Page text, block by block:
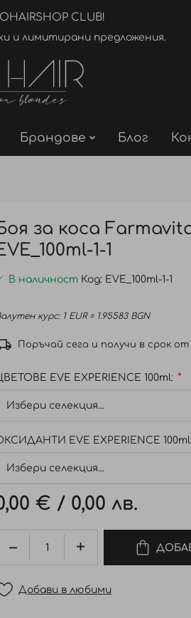
CLUB!
и лимитирани предложения.
Брандове Блог
за коса
1-1
В наличност Код EVE_100ml-1-1
курс: 1 EUR = 1.95583 BGN
Поръчай сега и получи в срок от
EVE EXPERIENCE 100ml:
EVE EXPERIENCE 100ml:
€ / 0,00 лв.
Добави в любими